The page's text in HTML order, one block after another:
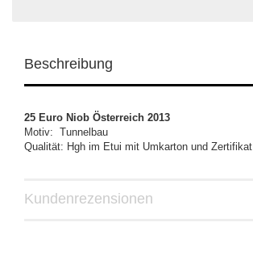
Beschreibung
25 Euro Niob Österreich 2013
Motiv: Tunnelbau
Qualität: Hgh im Etui mit Umkarton und Zertifikat
Kundenrezensionen